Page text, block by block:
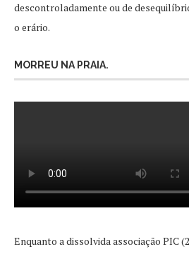
descontroladamente ou de
o erário.
MORREU NA PRAIA.
Enquanto a dissolvida associação PIC